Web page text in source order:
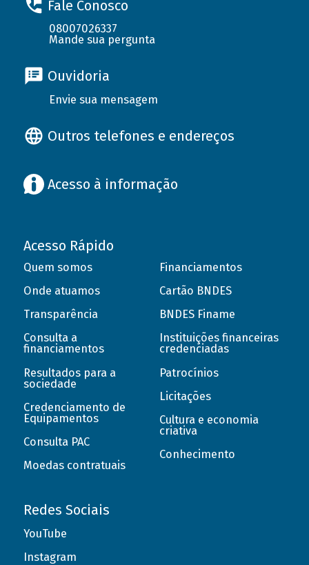
Fale Conosco
08007026337
Mande sua pergunta
Ouvidoria
Envie sua mensagem
Outros telefones e endereços
Acesso à informação
Acesso Rápido
Quem somos
Onde atuamos
Transparência
Consulta a
financiamentos
Resultados para a
sociedade
Credenciamento de
Equipamentos
Consulta PAC
Moedas contratuais
Financiamentos
Cartão BNDES
BNDES Finame
Instituições financeiras
credenciadas
Patrocínios
Licitações
Cultura e economia
criativa
Conhecimento
Redes Sociais
YouTube
Instagram